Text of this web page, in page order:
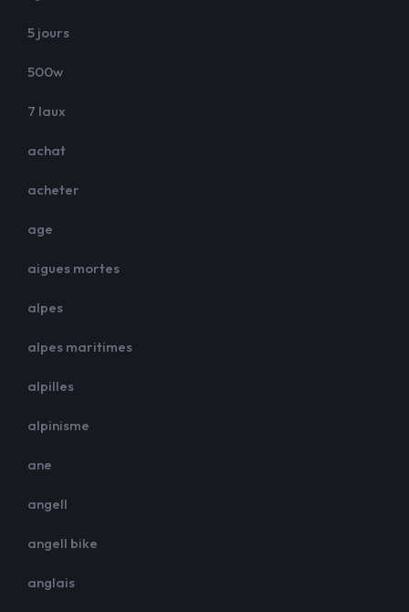
5 jours
500w
7 laux
achat
acheter
age
aigues mortes
alpes
alpes maritimes
alpilles
alpinisme
ane
angell
angell bike
anglais